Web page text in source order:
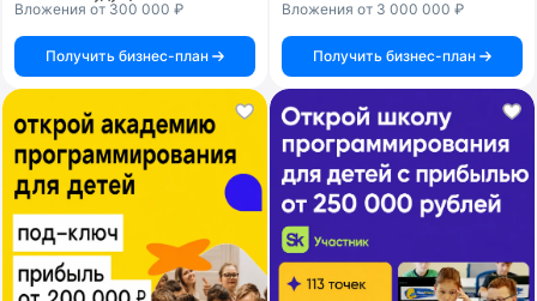
профориентации подростков
Вложения от 300 000 ₽
Получить бизнес-план
Вложения от 3 000 000 ₽
Получить бизнес-план